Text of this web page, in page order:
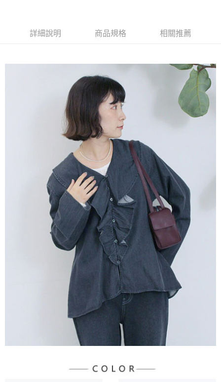
流程，驗證手機門號後，選擇欲分期的期數、繳款截止日，確認付款後即完
消。如遇「轉專審核」未通過狀況，表示未達大哥付你分期系統評分，恕無
1.分期款項不併入電信帳單，「大哥付你分期」於每月結算日後寄送繳費提
2.透過簡訊連結打開帳單後，可選擇「超商條碼／台灣大直營門市／銀行轉
帳／街口支付／iPASS MONEY」等通路繳費。
1.本服務係由「台灣大哥大股份有限公司」（以下簡稱本公司）所提供，讓
用戶於交易時，得透過本服務購買商品或服務，並由商店將買賣／分期付款
買賣價金債權讓與本公司後，依約使用本公司帳單繳交帳款。
2.基於同意付款使用「大哥付你分期」之契約關係目的，商店將以您的個人
資料（包含姓名、電話或地址）提供予台灣大哥大進項蒐集、處理及利用，
由本公司與您本人進行分期帳單所需資料之確認、核對及更正。
3.完整用戶服務條款，請詳閱以下連結：https://oppay.tw/userRule
【關於「AFTEE先享後付」】
１．簡單：不需註冊會員、不需綁卡、不需儲值。
３．安心：先確認商品／服務後，再付款。
【「AFTEE先享後付」結帳流程】
１．於結帳方式選擇「AFTEE先享後付」後，將跳轉至「AFTEE先享後付」
結帳頁面，進行簡訊認證並確認金額後，即可完成結帳。
２．訂單成立數日內，您將收到繳費通知簡訊。
３．收到繳費通知簡訊後14天內，點擊此簡訊中的連結，可透過四大超商／
ATM／網路銀行／等多元方式進行付款，方視為交易完成。
※ 請注意：結帳手續完成當下不需立刻繳費，但若您需要取消訂單，請聯絡
購買商品的店家。未經商家同意取消之訂單仍視為有效，需透過AFTEE先享
後付繳納相關費用。
※ 交易是否成功請以「AFTEE先享後付 」之結帳頁面顯示為準，若有關於
是否繳費成功／繳費後需取消欲退款等相關疑問，請聯繫「AFTEE先享後付
客戶支援中心」 https://netprotections.freshdesk.com/support/home
１．透過由恩沛科技股份有限公司提供之「AFTEE先享後付」服務完成之交
易，需依本服務之必要範圍內提供個人資料，並將交易相關給付款項請求債
權轉讓予恩沛科技股份有限公司。
２．關於個人資料處理事宜，請瀏覽以下網址：
https://aftee.tw/terms/#terms3
３．未成年的使用者請事先徵得法定代理人或監護人之同意方可使用
「AFTEE先享後付」，若未經同意申辦者引起之損失，本公司不負相關責
４．使用「AFTEE先享後付」時，將依據個別帳號之用戶狀況，依本公司即
時審查核予不同之上限額度；若仍有額度不足之情形，本公司將視審查結果
５．嚴禁一人註冊多個帳號或使用他人資訊註冊。若發現惡意使用之情形，
恩沛科技股份有限公司將有權停止該用戶之使用額度並採取法律行動。
每筆NT$60，滿NT$388(含以上)免運費
每筆NT$60，滿NT$388(含以上)免運費
每筆NT$60，滿NT$888(含以上)免運費
萊爾富純取貨
每筆NT$60，滿NT$888(含以上)免運費
7-11取貨付款
每筆NT$60，滿NT$888(含以上)免運費
每筆NT$60，滿NT$888(含以上)免運費
每筆NT$90，滿NT$888(含以上)免運費
詳細說明 商品規格 相關推薦